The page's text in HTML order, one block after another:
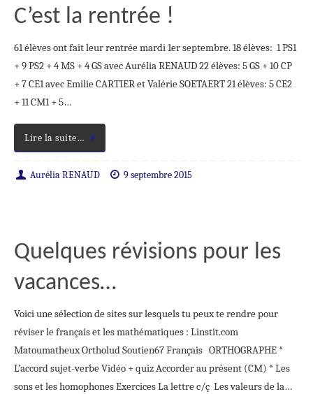
C’est la rentrée !
61 élèves ont fait leur rentrée mardi 1er septembre. 18 élèves: 1 PS1
+ 9 PS2 + 4 MS + 4 GS avec Aurélia RENAUD 22 élèves: 5 GS + 10 CP
+ 7 CE1 avec Emilie CARTIER et Valérie SOETAERT 21 élèves: 5 CE2
+ 11 CM1 + 5…
Lire la suite…
Aurélia RENAUD 9 septembre 2015
Quelques révisions pour les
vacances…
Voici une sélection de sites sur lesquels tu peux te rendre pour
réviser le français et les mathématiques : Linstit.com
Matoumatheux Ortholud Soutien67 Français ORTHOGRAPHE *
L’accord sujet-verbe Vidéo + quiz Accorder au présent (CM) * Les
sons et les homophones Exercices La lettre c/ç Les valeurs de la…